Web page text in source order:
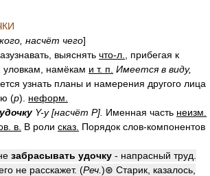
насчёт чего]
выяснять что-л.
, прибегая к
намёкам и т. п. Имеется в виду,
узнать планы и намерения другого лица
(p). неформ.
Y-у [насчёт P]. Именная часть неизм.
в. В роли сказ. Порядок слов-компонентов
забрасывать удочку - напрасный труд.
не расскажет. (Реч. )⊛ Старик, казалось,